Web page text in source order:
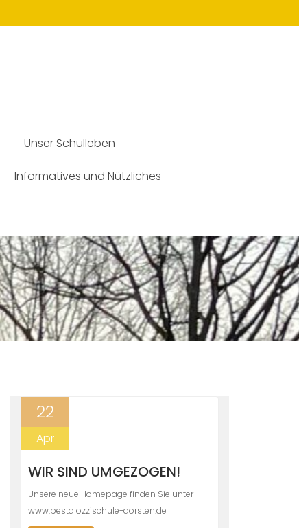
Unser Schulleben
Informatives und Nützliches
22
Apr
WIR SIND UMGEZOGEN!
Unsere neue Homepage finden Sie unter
www.pestalozzischule-dorsten.de